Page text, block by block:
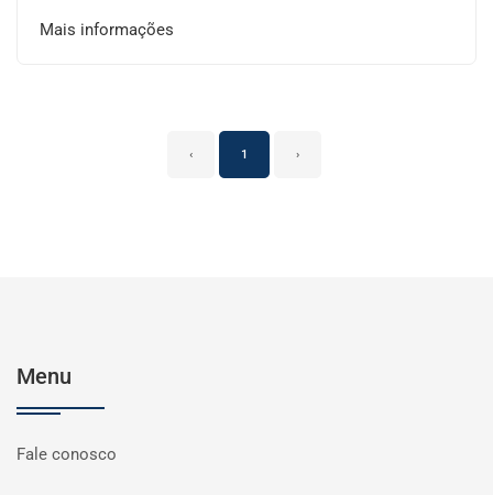
Mais informações
‹ 1 ›
Menu
Fale conosco